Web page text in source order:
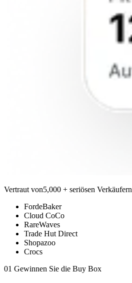
Vertraut von5,000 + seriösen Verkäufern
FordeBaker
Cloud CoCo
RareWaves
Trade Hut Direct
Shopazoo
Crocs
01 Gewinnen Sie die Buy Box